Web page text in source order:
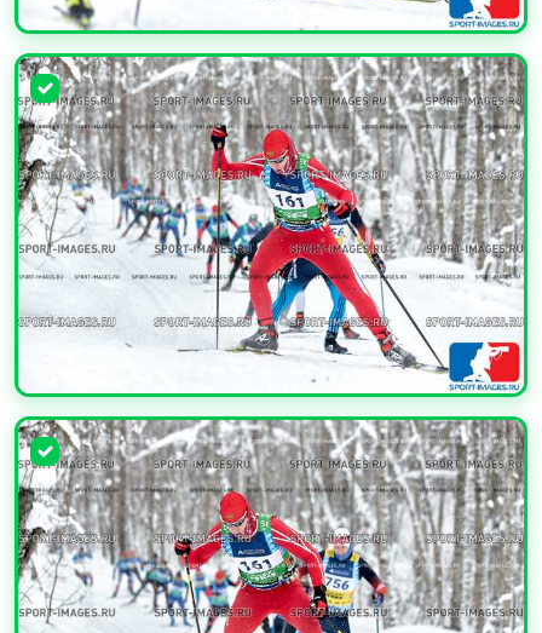
УВЕЛИЧИТЬ
УВЕЛИЧИТЬ